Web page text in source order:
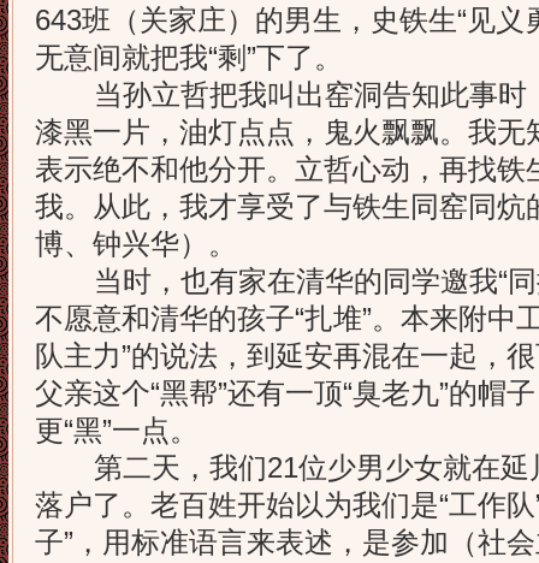
643班（关家庄）的男生，史铁生“见义
无意间就把我“剩”下了。
当孙立哲把我叫出窑洞告知此事时
漆黑一片，油灯点点，鬼火飘飘。我无
表示绝不和他分开。立哲心动，再找铁
我。从此，我才享受了与铁生同窑同炕
博、钟兴华）。
当时，也有家在清华的同学邀我“同
不愿意和清华的孩子“扎堆”。本来附中
队主力”的说法，到延安再混在一起，
父亲这个“黑帮”还有一顶“臭老九”的帽
更“黑”一点。
第二天，我们21位少男少女就在延
落户了。老百姓开始以为我们是“工作
子”，用标准语言来表述，是参加（社